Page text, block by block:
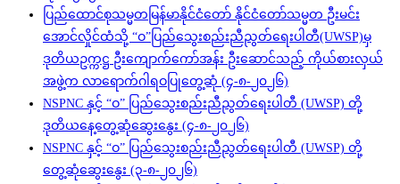
ပြည်ထောင်စုသမ္မတမြန်မာနိုင်ငံတော် နိုင်ငံတော်သမ္မတ ဦးမင်း
အောင်လှိုင်ထံသို့ “ဝ”ပြည်သွေးစည်းညီညွတ်ရေးပါတီ(UWSP)မှ
ဒုတိယဥက္ကဋ္ဌ ဦးကျောက်ကော်အန်း ဦးဆောင်သည့် ကိုယ်စားလှယ်
အဖွဲ့က လာရောက်ဂါရဝပြုတွေ့ဆုံ (၄-၈-၂၀၂၆)
NSPNC နှင့် “ဝ” ပြည်သွေးစည်းညီညွတ်ရေးပါတီ (UWSP) တို့
ဒုတိယနေ့တွေ့ဆုံဆွေးနွေး (၄-၈-၂၀၂၆)
NSPNC နှင့် “ဝ” ပြည်သွေးစည်းညီညွတ်ရေးပါတီ (UWSP) တို့
တွေ့ဆုံဆွေးနွေး (၃-၈-၂၀၂၆)